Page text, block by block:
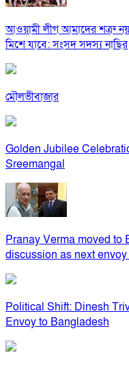
আওয়ামী লীগ আমাদের শত্রু
মিশে যাবে: সংসদ সদস্য নাছির
মৌলভীবাজার
Golden Jubilee
Sreemangal
Pranay Verma moved to
discussion as next envoy
Political Shift: Dinesh
Envoy to Bangladesh